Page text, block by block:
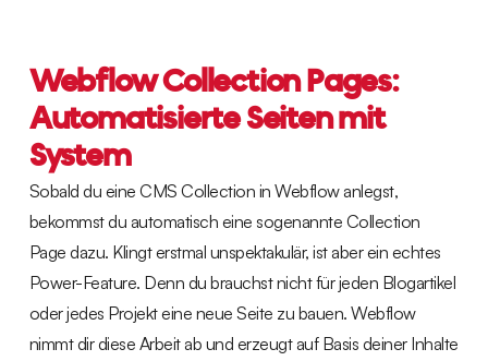
Webflow Collection Pages:
Automatisierte Seiten mit
System
Sobald du eine CMS Collection in Webflow anlegst,
bekommst du automatisch eine sogenannte Collection
Page dazu. Klingt erstmal unspektakulär, ist aber ein echtes
Power-Feature. Denn du brauchst nicht für jeden Blogartikel
oder jedes Projekt eine neue Seite zu bauen. Webflow
nimmt dir diese Arbeit ab und erzeugt auf Basis deiner Inhalte